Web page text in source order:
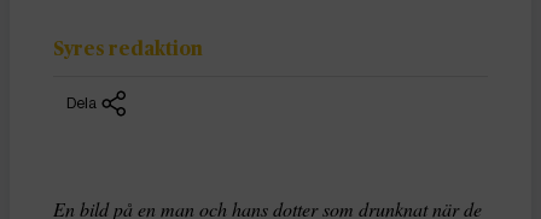
Syres redaktion
Dela
En bild på en man och hans dotter som drunknat när de